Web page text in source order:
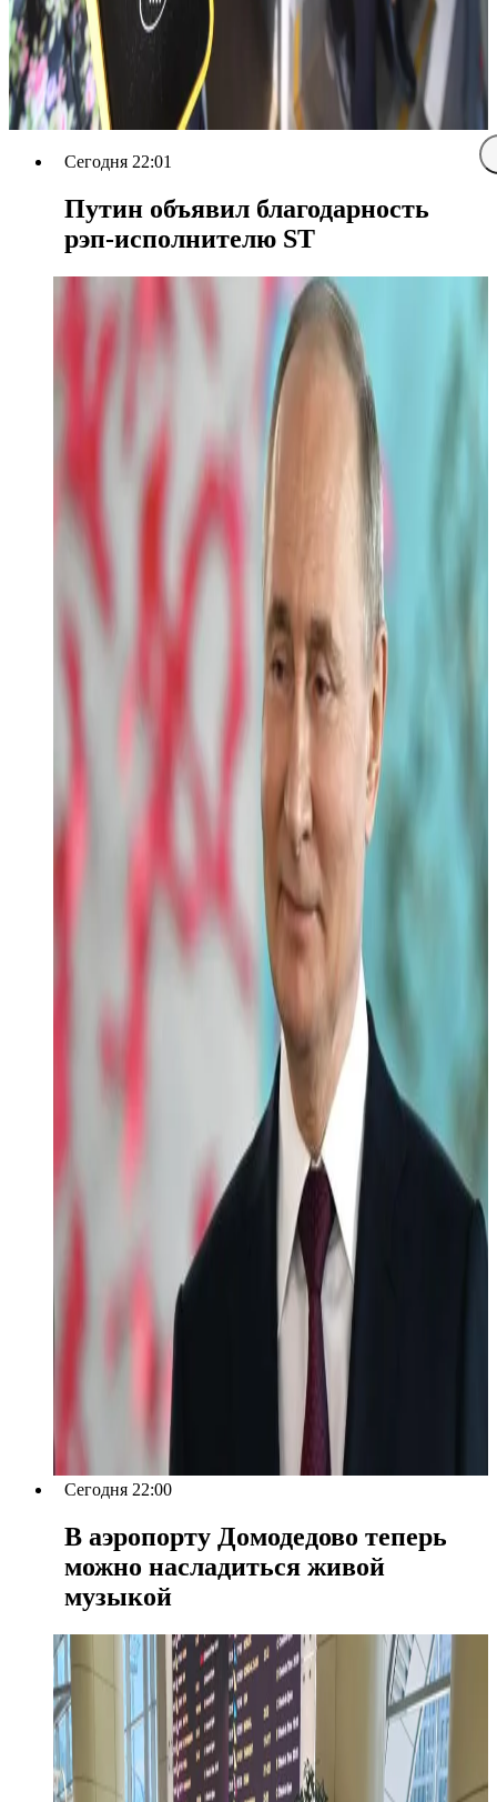
Сегодня 22:01
Путин объявил благодарность
рэп-исполнителю ST
Сегодня 22:00
В аэропорту Домодедово теперь
можно насладиться живой
музыкой